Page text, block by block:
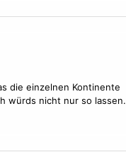
die einzelnen Kontinente
würds nicht nur so lassen.